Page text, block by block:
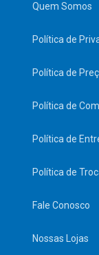
Quem Somos
Política de
Política de
Política de
Política de
Política de
Fale Conosco
Nossas Lojas